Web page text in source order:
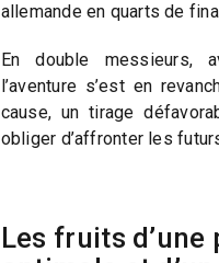
allemande en quarts de
En double messieurs,
l’aventure s’est en
cause, un tirage
obliger d’affronter les
Les fruits